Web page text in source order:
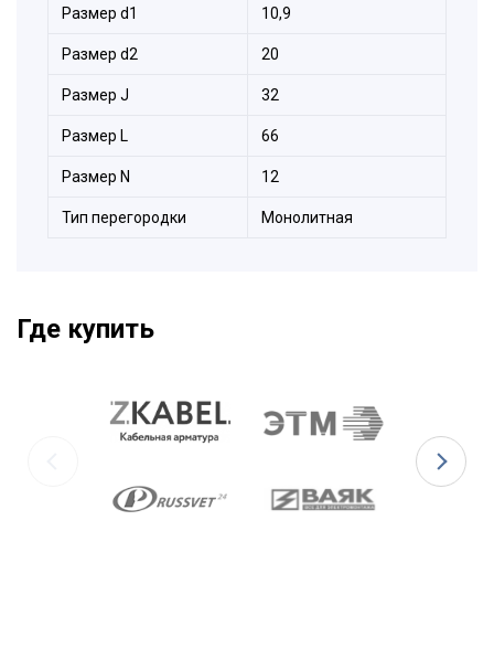
Размер d1 10,9
Размер d2 20
Размер J 32
Размер L 66
Размер N 12
Тип перегородки Монолитная
Где купить